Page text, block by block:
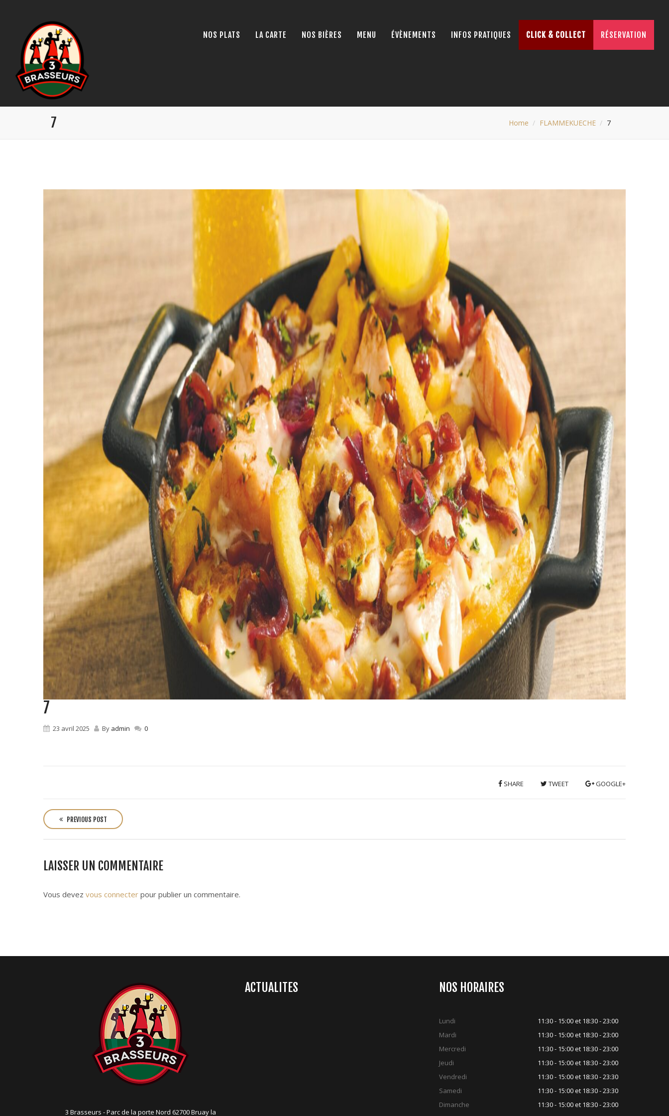
NOS PLATS LA CARTE NOS BIÈRES MENU ÉVÈNEMENTS INFOS PRATIQUES CLICK & COLLECT RÉSERVATION
7 Home FLAMMEKUECHE 7
7
23 avril 2025 By admin 0
SHARE TWEET GOOGLE+
o
s
t
n
a
i
o
PREVIOUS POST
LAISSER UN COMMENTAIRE
Vous devez vous connecter pour publier un commentaire.
3 Brasseurs - Parc de la porte Nord 62700 Bruay la
ACTUALITES NOS HORAIRES
Lundi
11:30 - 15:00 et 18:30 - 23:00
Mardi
11:30 - 15:00 et 18:30 - 23:00
Mercredi
11:30 - 15:00 et 18:30 - 23:00
Jeudi
11:30 - 15:00 et 18:30 - 23:00
Vendredi
11:30 - 15:00 et 18:30 - 23:30
Samedi
11:30 - 15:00 et 18:30 - 23:30
Dimanche
11:30 - 15:00 et 18:30 - 23:00